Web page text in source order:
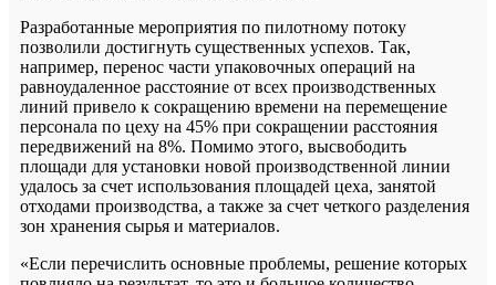
Разработанные мероприятия по пилотному потоку
позволили достигнуть существенных успехов. Так,
например, перенос части упаковочных операций на
равноудаленное расстояние от всех производственных
линий привело к сокращению времени на перемещение
персонала по цеху на 45% при сокращении расстояния
передвижений на 8%. Помимо этого, высвободить
площади для установки новой производственной линии
удалось за счет использования площадей цеха, занятой
отходами производства, а также за счет четкого разделения
зон хранения сырья и материалов.
«Если перечислить основные проблемы, решение которых